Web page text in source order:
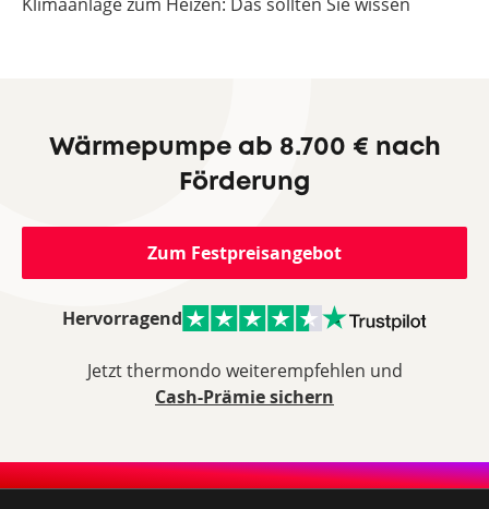
Klimaanlage zum Heizen: Das sollten Sie wissen
Wärmepumpe ab 8.700 € nach
Förderung
Zum Festpreisangebot
Hervorragend
Jetzt thermondo weiterempfehlen und
Cash-Prämie sichern